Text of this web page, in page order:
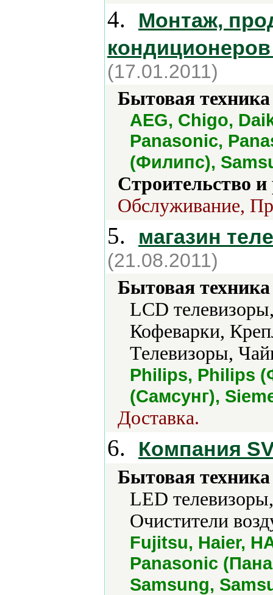
4.
Монтаж,
(17.01.2011)
Бытовая
AEG, Chigo,
Panasonic,
(Филипс),
Строительство
Обслуживание,
5. магазин
(21.08.2011)
Бытовая
LCD
Кофеварки,
Телевизоры,
Philips, Philips
(Самсунг),
Доставка.
6. Компания
Бытовая
LED
Очистители
Fujitsu, Haier,
Panasonic
Samsung,